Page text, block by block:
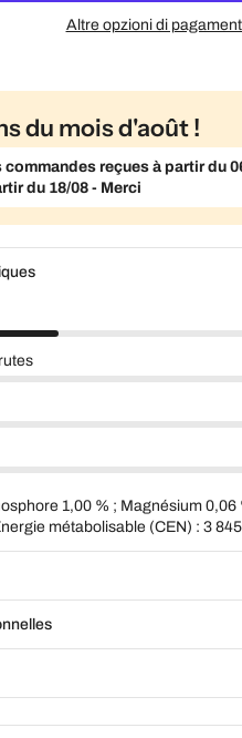
Altre opzioni di
du mois d'août !
commandes reçues à partir du
du 18/08 - Merci
1,00 % ; Magnésium
métabolisable (CEN) : 3